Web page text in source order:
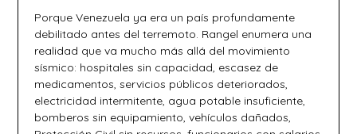
Porque Venezuela ya era un país profundamente
debilitado antes del terremoto. Rangel enumera una
realidad que va mucho más allá del movimiento
sísmico: hospitales sin capacidad, escasez de
medicamentos, servicios públicos deteriorados,
electricidad intermitente, agua potable insuficiente,
bomberos sin equipamiento, vehículos dañados,